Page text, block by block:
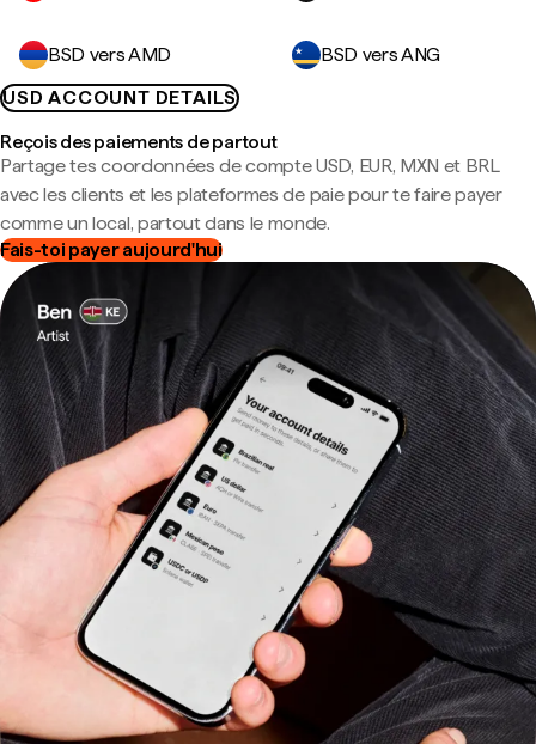
BSD vers AMD
BSD vers ANG
USD ACCOUNT DETAILS
Reçois des paiements de partout
Partage tes coordonnées de compte USD, EUR, MXN et BRL
avec les clients et les plateformes de paie pour te faire payer
comme un local, partout dans le monde.
Fais-toi payer aujourd'hui